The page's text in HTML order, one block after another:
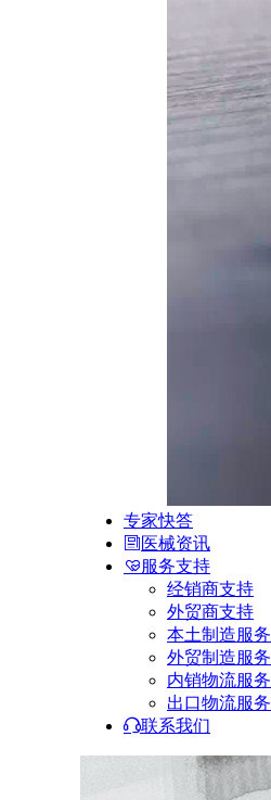
专家快答
医械资讯
服务支持
经销商支持
外贸商支持
本土制造服务
外贸制造服务
内销物流服务
出口物流服务
联系我们